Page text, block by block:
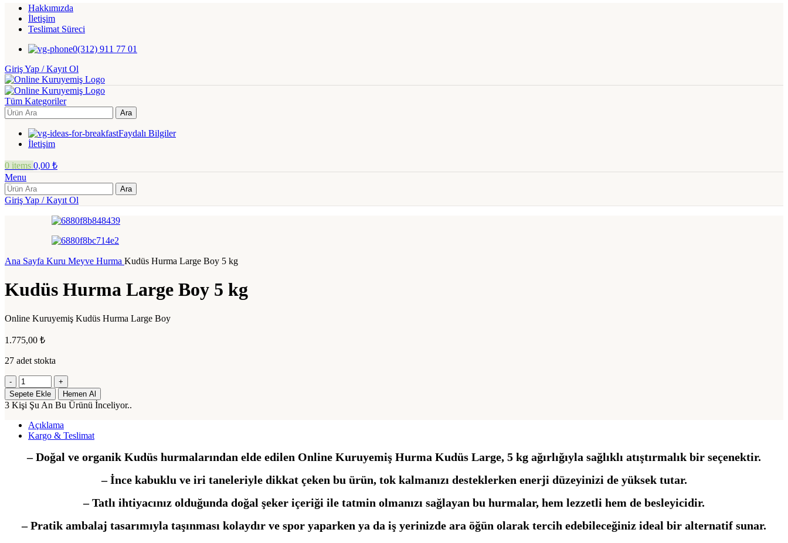
Hakkımızda
İletişim
Teslimat Süreci
0(312) 911 77 01
Giriş Yap / Kayıt Ol
Tüm Kategoriler
Ara
Faydalı Bilgiler
İletişim
0 items 0,00 ₺
Menu
Ara
Giriş Yap / Kayıt Ol
Ana Sayfa Kuru Meyve Hurma Kudüs Hurma Large Boy 5 kg
Kudüs Hurma Large Boy 5 kg
Online Kuruyemiş Kudüs Hurma Large Boy
1.775,00 ₺
27 adet stokta
Kudüs
Hurma
Large
Boy
5
kg
adet
Sepete Ekle Hemen Al
3 Kişi Şu An Bu Ürünü İnceliyor..
Açıklama
Kargo & Teslimat
– Doğal ve organik Kudüs hurmalarından elde edilen Online Kuruyemiş Hurma Kudüs Large, 5 kg ağırlığıyla sağlıklı atıştırmalık bir seçenektir.
– İnce kabuklu ve iri taneleriyle dikkat çeken bu ürün, tok kalmanızı desteklerken enerji düzeyinizi de yüksek tutar.
– Tatlı ihtiyacınız olduğunda doğal şeker içeriği ile tatmin olmanızı sağlayan bu hurmalar, hem lezzetli hem de besleyicidir.
– Pratik ambalaj tasarımıyla taşınması kolaydır ve spor yaparken ya da iş yerinizde ara öğün olarak tercih edebileceğiniz ideal bir alternatif sunar.